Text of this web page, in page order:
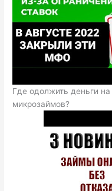
Где одолжить деньги
микрозаймов?